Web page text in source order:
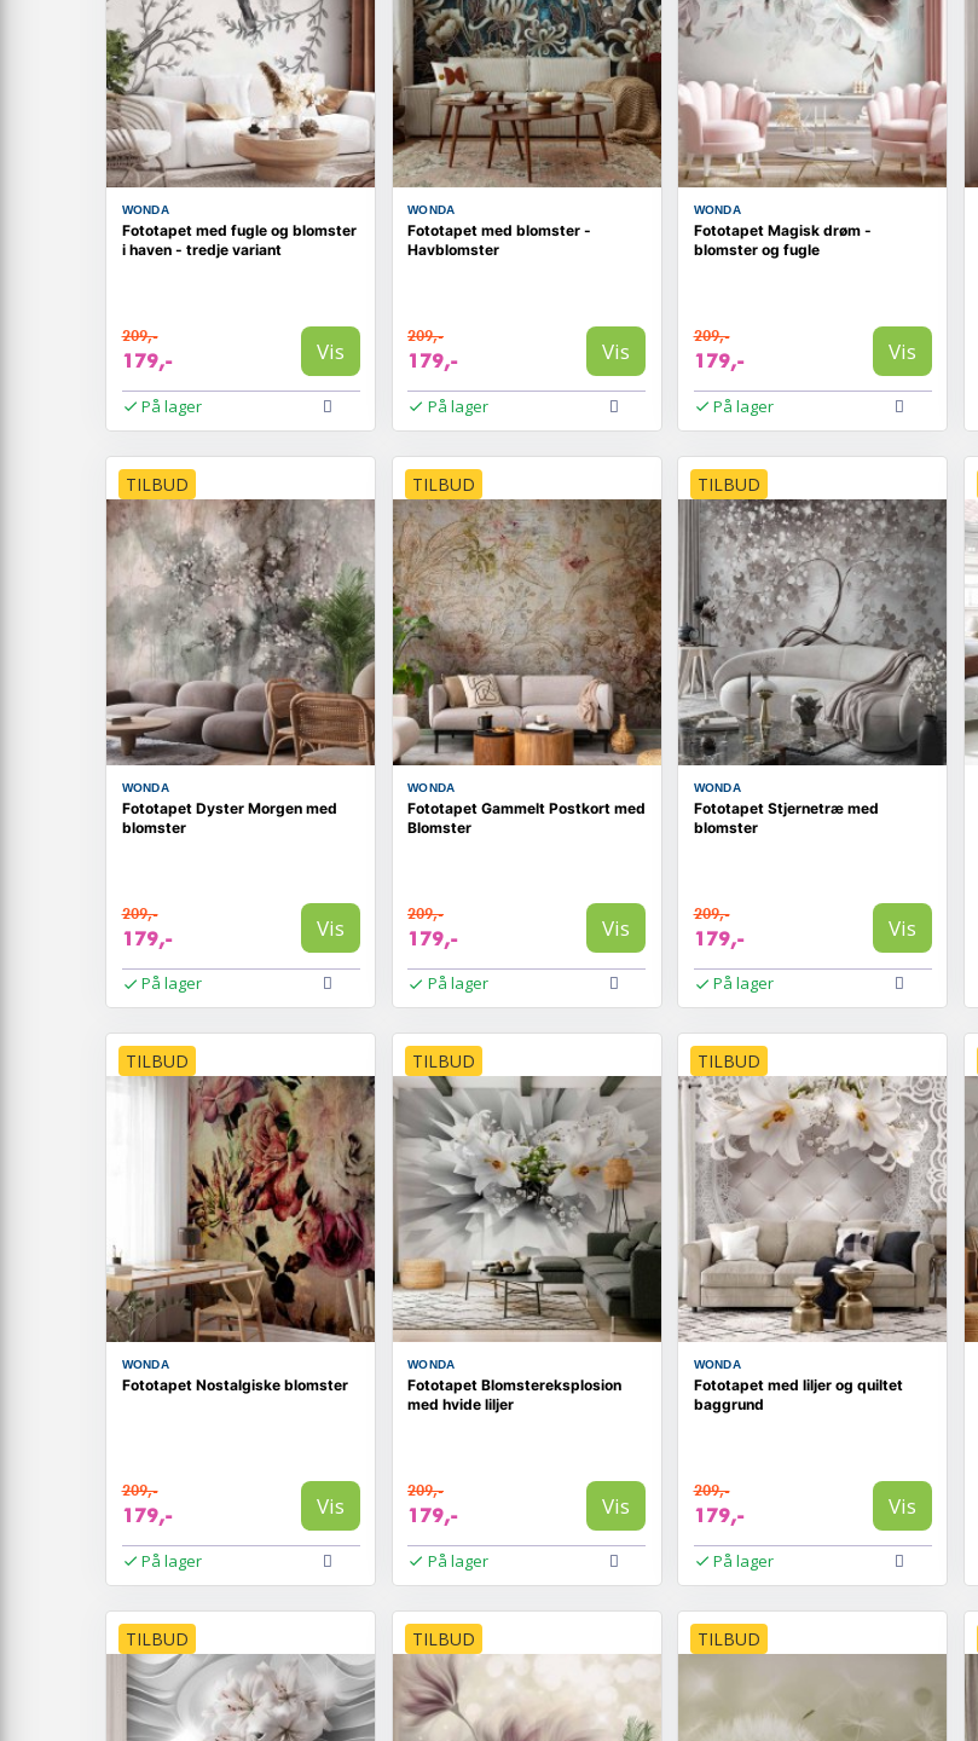
WONDA
Fototapet med fugle og blomster
i haven - tredje variant
209,-
179,- Vis
På lager
WONDA
Fototapet med blomster -
Havblomster
209,-
179,- Vis
På lager
WONDA
Fototapet Magisk drøm -
blomster og fugle
209,-
179,- Vis
På lager
TILBUD
WONDA
Fototapet Dyster Morgen med
blomster
209,-
179,- Vis
På lager
TILBUD
WONDA
Fototapet Gammelt Postkort med
Blomster
209,-
179,- Vis
På lager
TILBUD
WONDA
Fototapet Stjernetræ med
blomster
209,-
179,- Vis
På lager
TILBUD
WONDA
Fototapet Nostalgiske blomster
209,-
179,- Vis
På lager
TILBUD
WONDA
Fototapet Blomstereksplosion
med hvide liljer
209,-
179,- Vis
På lager
TILBUD
WONDA
Fototapet med liljer og quiltet
baggrund
209,-
179,- Vis
På lager
TILBUD TILBUD TILBUD